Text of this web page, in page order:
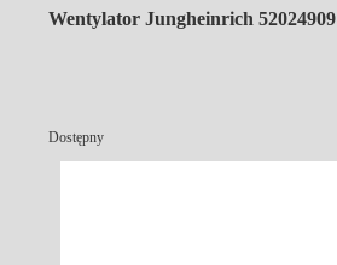
Wentylator Jungheinrich 52024909
Dostępny